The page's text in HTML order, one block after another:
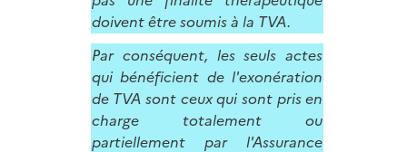
doivent être soumis à la TVA.
Par conséquent, les seuls actes
qui bénéficient de l'exonération
de TVA sont ceux qui sont pris en
charge totalement ou
partiellement par l'Assurance